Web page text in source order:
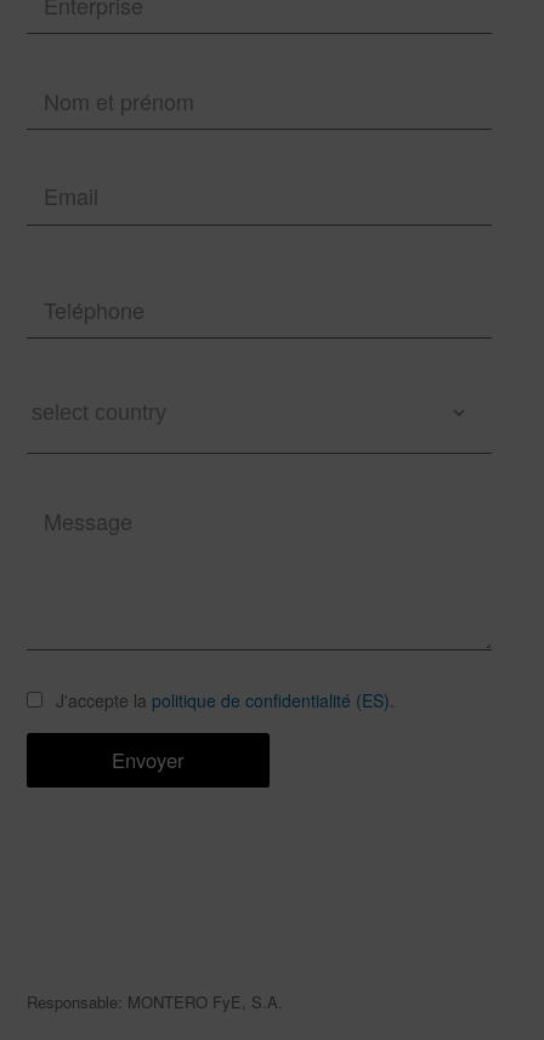
J'accepte la politique de confidentialité (ES).
Responsable: MONTERO FyE, S.A.